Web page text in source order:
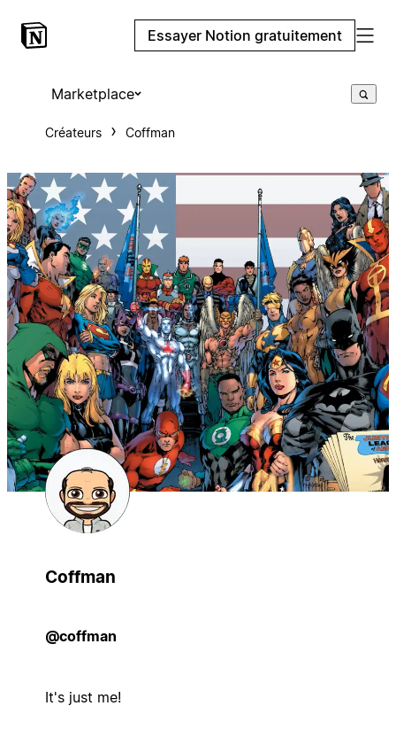
Essayer Notion gratuitement
Marketplace
Créateurs Coffman
Coffman
@coffman
It's just me!